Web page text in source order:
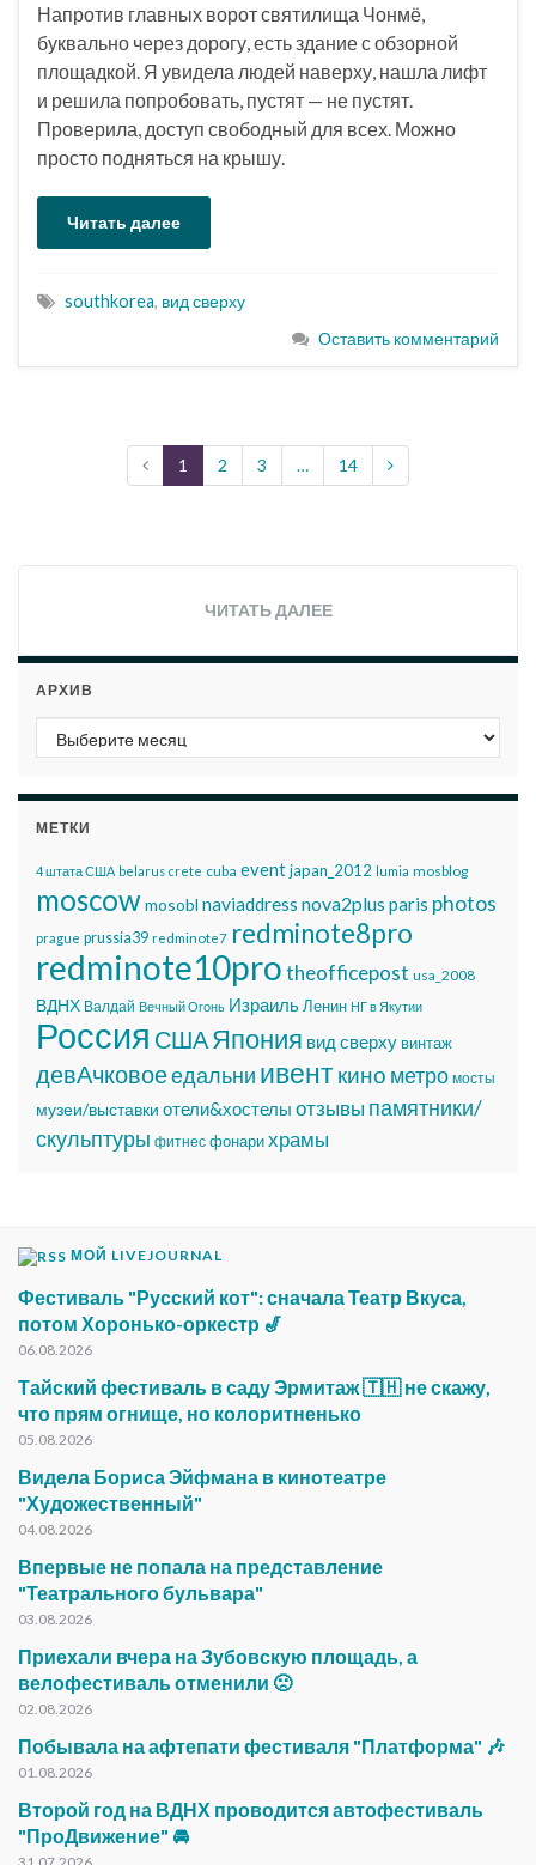
Напротив главных ворот святилища Чонмё,
буквально через дорогу, есть здание с обзорной
площадкой. Я увидела людей наверху, нашла лифт
и решила попробовать, пустят — не пустят.
Проверила, доступ свободный для всех. Можно
просто подняться на крышу.
Читать далее
southkorea, вид сверху
Оставить комментарий
1 2 3 … 14
ЧИТАТЬ ДАЛЕЕ
АРХИВ
Архив
МЕТКИ
4 штата США belarus crete cuba eventjapan_2012 lumia mosblog
moscowmosobl naviaddress nova2plus paris photos
prague prussia39 redminote7 redminote8pro
redminote10protheofficepost usa_2008
ВДНХ Валдай Вечный Огонь Израиль Ленин НГ в Якутии
Россия СШАЯпония вид сверху винтаж
девАчковоеедальни ивенткино метро мосты
музеи/выставки отели&хостелы отзывы памятники/
скульптуры фитнес фонарихрамы
МОЙ LIVEJOURNAL
Фестиваль "Русский кот": сначала Театр Вкуса,
потом Хоронько-оркестр 🎷
06.08.2026
Тайский фестиваль в саду Эрмитаж 🇹🇭 не скажу,
что прям огнище, но колоритненько
05.08.2026
Видела Бориса Эйфмана в кинотеатре
"Художественный"
04.08.2026
Впервые не попала на представление
"Театрального бульвара"
03.08.2026
Приехали вчера на Зубовскую площадь, а
велофестиваль отменили 🙁
02.08.2026
Побывала на афтепати фестиваля "Платформа" 🎶
01.08.2026
Второй год на ВДНХ проводится автофестиваль
"ПроДвижение" 🚘